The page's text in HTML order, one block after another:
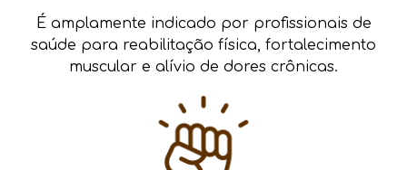
É amplamente indicado por profissionais de
saúde para reabilitação física, fortalecimento
muscular e alívio de dores crônicas.